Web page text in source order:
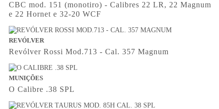
CBC mod. 151 (monotiro) - Calibres 22 LR, 22 Magnum
e 22 Hornet e 32-20 WCF
REVÓLVER
Revólver Rossi Mod.713 - Cal. 357 Magnum
MUNIÇÕES
O Calibre .38 SPL